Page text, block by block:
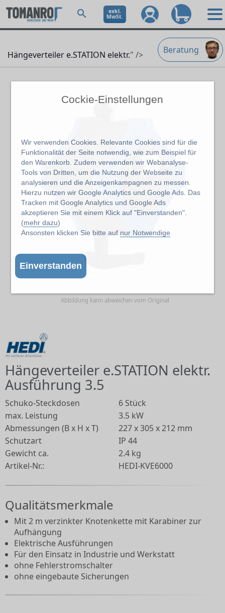
Cockie-Einstellungen
Wir verwenden Cookies. Relevante Cookies sind für die
Funktionalität der Seite notwendig, wie zum Beispiel für
den Warenkorb. Zudem verwenden wir Webanalyse-
Tools von Dritten, um die Nutzung der Webseite zu
analysieren und die Anzeigenkampagnen zu messen.
Hierzu nutzen wir Google Analytics und Google Ads. Das
Tracken mit Google Analytics und Google Ads
akzeptieren Sie mit einem Klick auf "Einverstanden".
(mehr dazu)
Ansonsten klicken Sie bitte auf nur Notwendige
Einverstanden
exkl.
MwSt.
Beratung
Hängeverteiler e.STATION elektr." />
Abbildung kann abweichen vom Original
Hängeverteiler e.STATION elektr.
Ausführung 3.5
Schuko-Steckdosen
6 Stück
max. Leistung
3.5 kW
Abmessungen (B x H x T)
227 x 305 x 212 mm
Schutzart
IP 44
Gewicht ca.
2.4 kg
Artikel-Nr.:
HEDI-KVE6000
Qualitätsmerkmale
Mit 2 m verzinkter Knotenkette mit Karabiner zur
Aufhängung
Elektrische Ausführungen
Für den Einsatz in Industrie und Werkstatt
ohne Fehlerstromschalter
ohne eingebaute Sicherungen